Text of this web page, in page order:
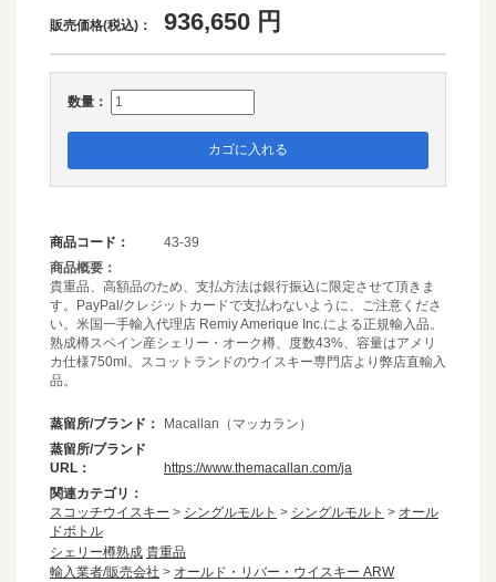
販売価格(税込)： 936,650 円
数量：
カゴに入れる
商品コード：
43-39
商品概要：
貴重品、高額品のため、支払方法は銀行振込に限定させて頂きま
す。PayPal/クレジットカードで支払わないように、ご注意くださ
い。米国一手輸入代理店 Remiy Amerique Inc.による正規輸入品。
熟成樽スペイン産シェリー・オーク樽、度数43%、容量はアメリ
カ仕様750ml。スコットランドのウイスキー専門店より弊店直輸入
品。
蒸留所/ブランド：
Macallan（マッカラン）
蒸留所/ブランド
URL：
https://www.themacallan.com/ja
関連カテゴリ：
スコッチウイスキー > シングルモルト > シングルモルト > オール
ドボトル
シェリー樽熟成 貴重品
輸入業者/販売会社 > オールド・リバー・ウイスキー ARW